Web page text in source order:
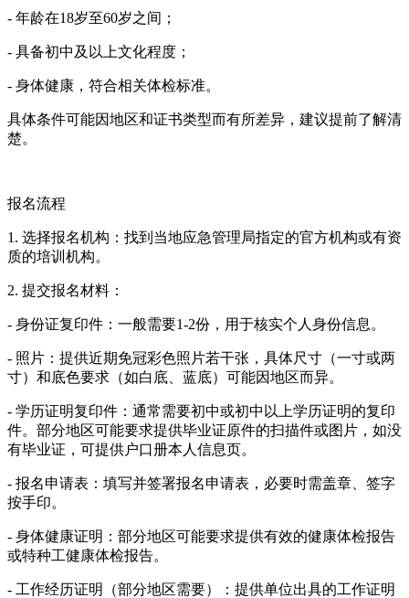
- 年龄在18岁至60岁之间；
- 具备初中及以上文化程度；
- 身体健康，符合相关体检标准。
具体条件可能因地区和证书类型而有所差异，建议提前了解清
楚。
报名流程
1. 选择报名机构：找到当地应急管理局指定的官方机构或有资
质的培训机构。
2. 提交报名材料：
- 身份证复印件：一般需要1-2份，用于核实个人身份信息。
- 照片：提供近期免冠彩色照片若干张，具体尺寸（一寸或两
寸）和底色要求（如白底、蓝底）可能因地区而异。
- 学历证明复印件：通常需要初中或初中以上学历证明的复印
件。部分地区可能要求提供毕业证原件的扫描件或图片，如没
有毕业证，可提供户口册本人信息页。
- 报名申请表：填写并签署报名申请表，必要时需盖章、签字
按手印。
- 身体健康证明：部分地区可能要求提供有效的健康体检报告
或特种工健康体检报告。
- 工作经历证明（部分地区需要）：提供单位出具的工作证明